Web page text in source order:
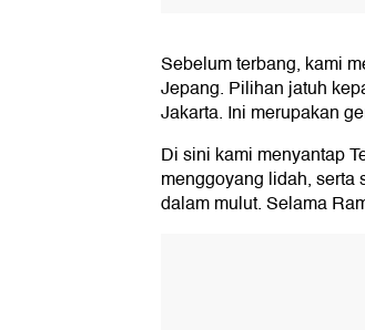
Sebelum terbang, kami
Jepang. Pilihan jatuh
Jakarta. Ini merupakan
Di sini kami menyantap
menggoyang lidah, serta
dalam mulut. Selama